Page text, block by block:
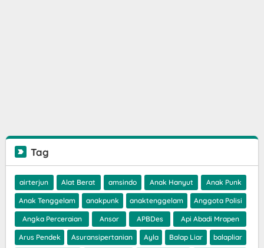
Tag
airterjun Alat Berat amsindo Anak Hanyut Anak Punk
Anak Tenggelam anakpunk anaktenggelam Anggota Polisi
Angka Perceraian Ansor APBDes Api Abadi Mrapen
Arus Pendek Asuransipertanian Ayla Balap Liar balapliar